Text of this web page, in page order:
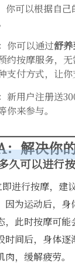
你可以根据自
你可以通过舒
约按摩服务，
支付方式，让你
新用户注册送
你来参与。
：解决你
久可以进行
进行按摩，建
为运动后，身
，此时按摩可能
时间后，身体
，缓解疲劳。